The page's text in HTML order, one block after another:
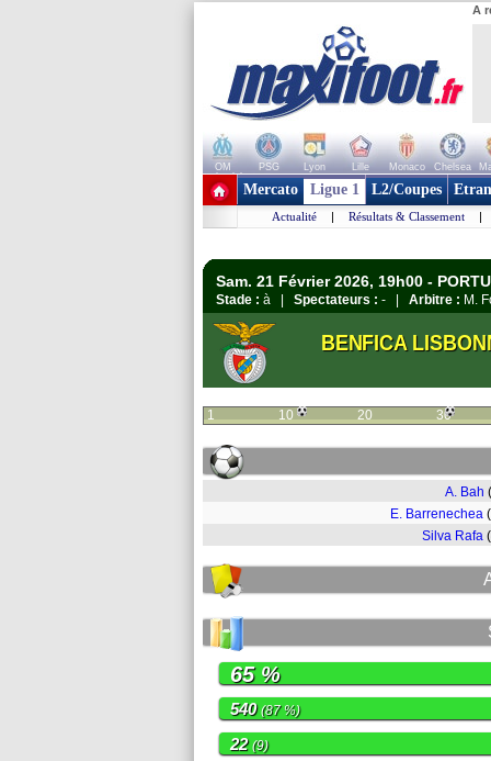
A
OM PSG Lyon Lille Monaco Chelsea
+ de clubs
Mercato Ligue 1 L2/Coupes
Actualité | Résultats & Classement |
Sam. 21 Février 2026, 19h00 -
Stade : à | Spectateurs : - | Arbitre : M.
BENFICA
1 10 20 30
A. Bah
E. Barrenechea
Silva Rafa
65 %
540(87 %)
22(9)